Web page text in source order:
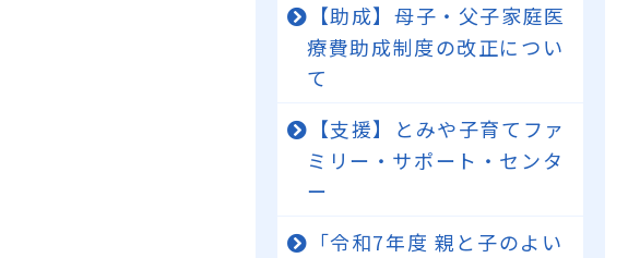
【助成】母子・父子家庭医
療費助成制度の改正につい
て
【支援】とみや子育てファ
ミリー・サポート・センタ
ー
「令和7年度 親と子のよい